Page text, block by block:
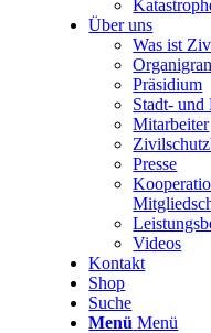
Über uns
Was ist
Präsidium
Stadt- und
Mitarbeiter
Presse
Videos
Kontakt
Shop
Suche
Menü Menü